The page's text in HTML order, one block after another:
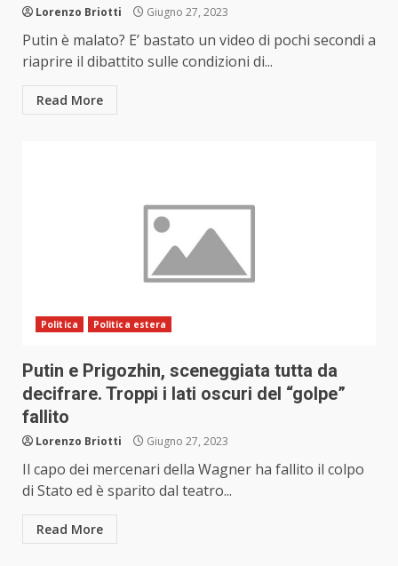
Lorenzo Briotti Giugno 27, 2023
Putin è malato? E’ bastato un video di pochi secondi a
riaprire il dibattito sulle condizioni di...
Read More
Politica Politica estera
Putin e Prigozhin, sceneggiata tutta da
decifrare. Troppi i lati oscuri del “golpe”
fallito
Lorenzo Briotti Giugno 27, 2023
Il capo dei mercenari della Wagner ha fallito il colpo
di Stato ed è sparito dal teatro...
Read More